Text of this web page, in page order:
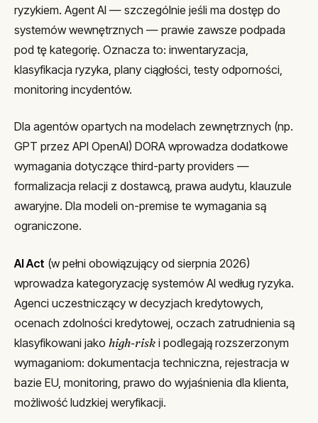
ryzykiem. Agent AI — szczególnie jeśli ma dostęp do
systemów wewnętrznych — prawie zawsze podpada
pod tę kategorię. Oznacza to: inwentaryzacja,
klasyfikacja ryzyka, plany ciągłości, testy odporności,
monitoring incydentów.
Dla agentów opartych na modelach zewnętrznych (np.
GPT przez API OpenAI) DORA wprowadza dodatkowe
wymagania dotyczące third-party providers —
formalizacja relacji z dostawcą, prawa audytu, klauzule
awaryjne. Dla modeli on-premise te wymagania są
ograniczone.
AI Act (w pełni obowiązujący od sierpnia 2026)
wprowadza kategoryzację systemów AI według ryzyka.
Agenci uczestniczący w decyzjach kredytowych,
ocenach zdolności kredytowej, oczach zatrudnienia są
klasyfikowani jako high-risk i podlegają rozszerzonym
wymaganiom: dokumentacja techniczna, rejestracja w
bazie EU, monitoring, prawo do wyjaśnienia dla klienta,
możliwość ludzkiej weryfikacji.